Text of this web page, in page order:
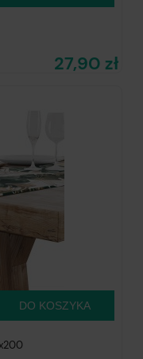
27,90 zł
DO KOSZYKA